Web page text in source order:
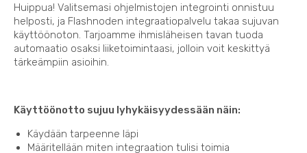
Huippua! Valitsemasi ohjelmistojen integrointi onnistuu
helposti, ja Flashnoden integraatiopalvelu takaa sujuvan
käyttöönoton. Tarjoamme ihmisläheisen tavan tuoda
automaatio osaksi liiketoimintaasi, jolloin voit keskittyä
tärkeämpiin asioihin.
Käyttöönotto sujuu lyhykäisyydessään näin:
Käydään tarpeenne läpi
Määritellään miten integraation tulisi toimia